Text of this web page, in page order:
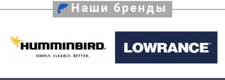
Наши бренды